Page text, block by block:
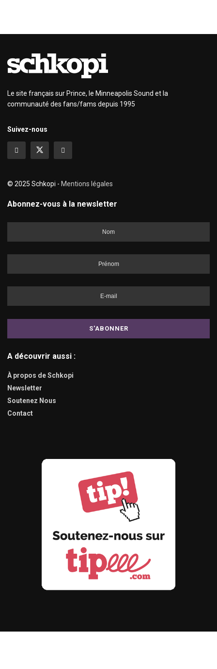
Le site français sur Prince, le Minneapolis Sound et la
communauté des fans/fams depuis 1995
Suivez-nous
© 2025 Schkopi - Mentions légales
Abonnez-vous à la newsletter
A découvrir aussi :
À propos de Schkopi
Newsletter
Soutenez Nous
Contact